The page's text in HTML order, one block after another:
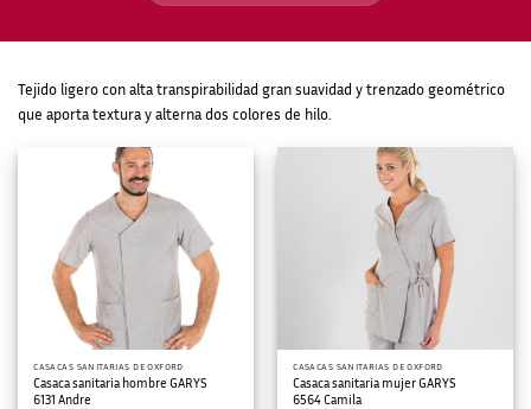
Tejido ligero con alta transpirabilidad gran suavidad y trenzado geométrico
que aporta textura y alterna dos colores de hilo.
CASACAS SANITARIAS DE OXFORD
Casaca sanitaria hombre GARYS
6131 Andre
CASACAS SANITARIAS DE OXFORD
Casaca sanitaria mujer GARYS
6564 Camila